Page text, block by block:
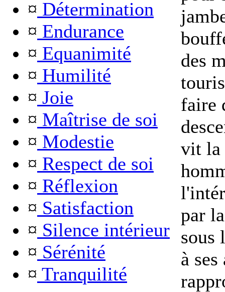
¤ Détermination
¤ Endurance
¤ Equanimité
¤ Humilité
¤ Joie
¤ Maîtrise de soi
¤ Modestie
¤ Respect de soi
¤ Réflexion
¤ Satisfaction
¤ Silence intérieur
¤ Sérénité
¤ Tranquilité
des
faire
vit la
par
sous
à